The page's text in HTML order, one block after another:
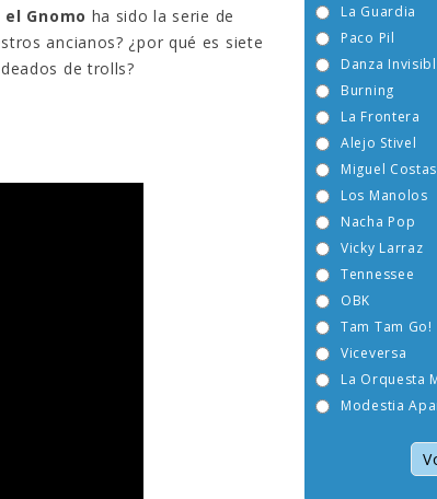
el Gnomo ha sido la serie de
ancianos? ¿por qué es siete
de trolls?
La Guardia
Paco Pil
Danza
Burning
La Frontera
Alejo Stivel
Miguel Costas
Los Manolos
Nacha Pop
Vicky Larraz
Tennessee
OBK
Tam Tam Go!
Viceversa
La Orquesta
Modestia